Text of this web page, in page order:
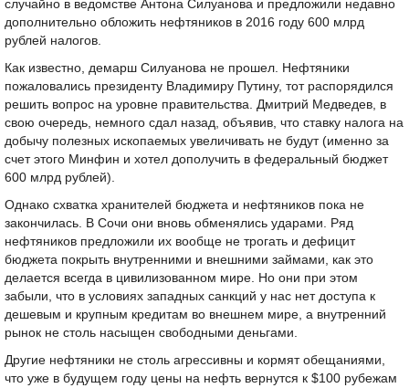
случайно в ведомстве Антона Силуанова и предложили недавно
дополнительно обложить нефтяников в 2016 году 600 млрд
рублей налогов.
Как известно, демарш Силуанова не прошел. Нефтяники
пожаловались президенту Владимиру Путину, тот распорядился
решить вопрос на уровне правительства. Дмитрий Медведев, в
свою очередь, немного сдал назад, объявив, что ставку налога на
добычу полезных ископаемых увеличивать не будут (именно за
счет этого Минфин и хотел дополучить в федеральный бюджет
600 млрд рублей).
Однако схватка хранителей бюджета и нефтяников пока не
закончилась. В Сочи они вновь обменялись ударами. Ряд
нефтяников предложили их вообще не трогать и дефицит
бюджета покрыть внутренними и внешними займами, как это
делается всегда в цивилизованном мире. Но они при этом
забыли, что в условиях западных санкций у нас нет доступа к
дешевым и крупным кредитам во внешнем мире, а внутренний
рынок не столь насыщен свободными деньгами.
Другие нефтяники не столь агрессивны и кормят обещаниями,
что уже в будущем году цены на нефть вернутся к $100 рубежам